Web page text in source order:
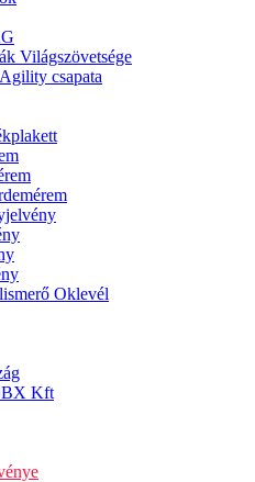
Világszövetsége
csapata
Oklevél
Kft